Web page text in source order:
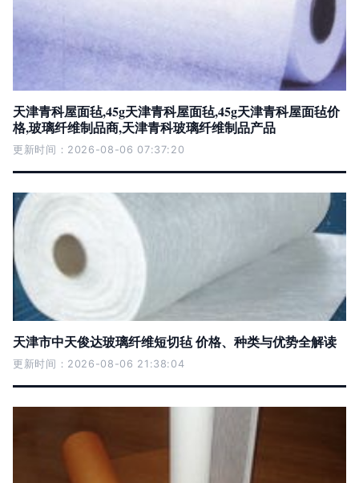
天津青科屋面毡,45g天津青科屋面毡,45g天津青科屋面毡价
格,玻璃纤维制品商,天津青科玻璃纤维制品产品
更新时间：2026-08-06 07:37:20
天津市中天俊达玻璃纤维短切毡 价格、种类与优势全解读
更新时间：2026-08-06 21:38:04